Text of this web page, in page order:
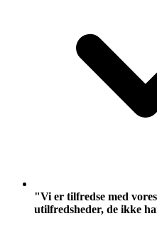
"Vi er tilfredse med
utilfredsheder, de ikke